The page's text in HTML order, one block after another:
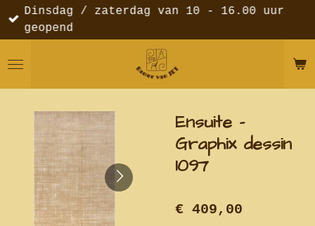
Ga
direct
de
Dinsdag / zaterdag van 10 - 16.00 uur
geopend
Ensuite -
Graphix dessin
1097
€ 409,00